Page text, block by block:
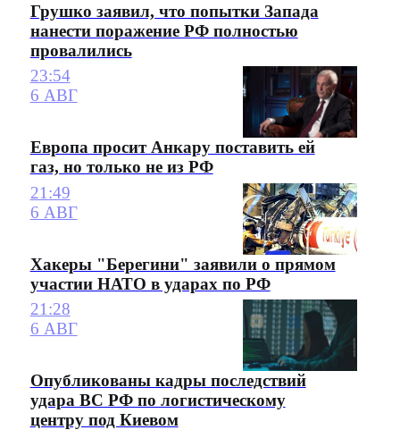
Грушко заявил, что попытки Запада
нанести поражение РФ полностью
провалились
23:54
6 АВГ
Европа просит Анкару поставить ей
газ, но только не из РФ
21:49
6 АВГ
Хакеры "Берегини" заявили о прямом
участии НАТО в ударах по РФ
21:28
6 АВГ
Опубликованы кадры последствий
удара ВС РФ по логистическому
центру под Киевом